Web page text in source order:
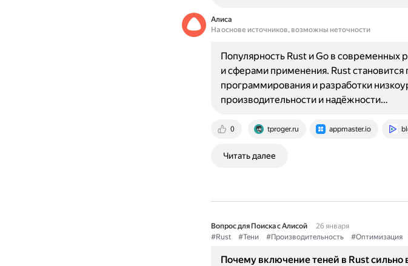
Алиса
На основе источников, возможны неточности
0 tproger.ru appmaster.io
Популярность Rust и Go в современных
и сферами применения. Rust
программирования и разработки
производительности и надёжности…
Читать далее
Вопрос для Поиска с Алисой
26 января
#Rust
#Тени #Производительность #Оптимизация
Почему включение теней в Rust сильно